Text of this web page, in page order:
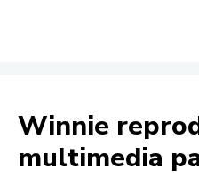
Winnie
multimedia